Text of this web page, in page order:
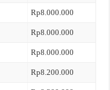
Rp8.000.000
Rp8.000.000
Rp8.000.000
Rp8.200.000